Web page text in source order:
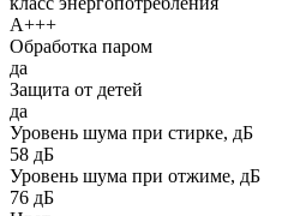
А+++
Обработка паром
да
Защита от детей
да
Уровень шума при стирке, дБ
58 дБ
Уровень шума при отжиме, дБ
76 дБ